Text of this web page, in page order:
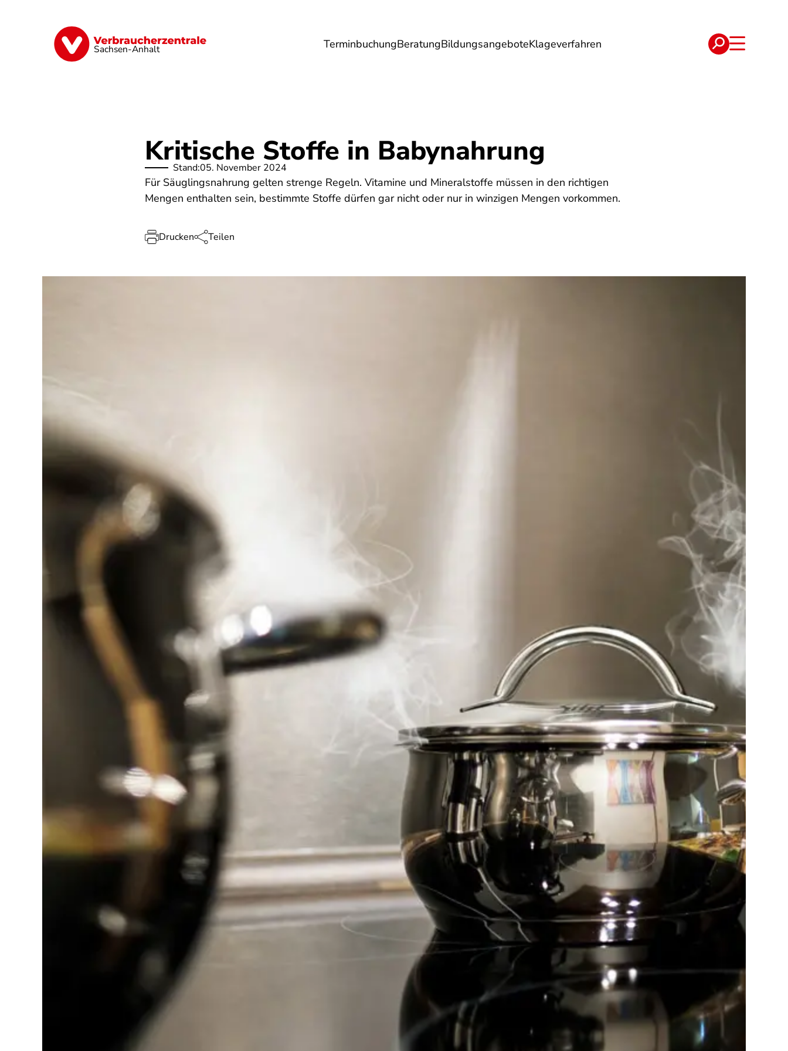
Sachsen-Anhalt TerminbuchungBeratungBildungsangeboteKlageverfahren
Finanzen Digitales Lebensmittel Gesundheit Energie Reise Verträge
Kritische Stoffe in Babynahrung
Stand:05. November 2024
Für Säuglingsnahrung gelten strenge Regeln. Vitamine und Mineralstoffe müssen in den richtigen
Mengen enthalten sein, bestimmte Stoffe dürfen gar nicht oder nur in winzigen Mengen vorkommen.
Drucken Teilen